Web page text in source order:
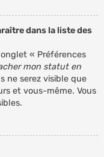
dans la liste des
« Préférences
mon statut en
ne serez visible que
et vous-même. Vous